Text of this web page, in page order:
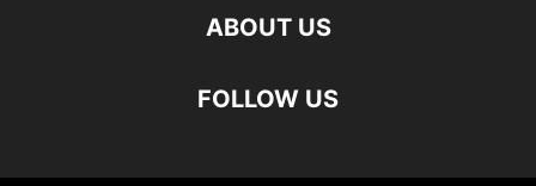
ABOUT US
FOLLOW US